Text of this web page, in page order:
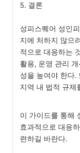
5. 결론
성피스퀘어 성인
지에 처하지 않으
적으로 대응하는
활용, 운영 관리
성을 높여야 한다.
지역 내 법적 규제
이 가이드를 통해
효과적으로 대응
련하길 바란다.